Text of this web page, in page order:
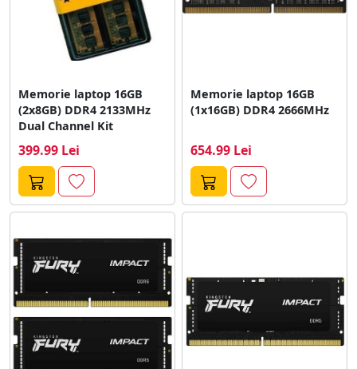
Memorie laptop 16GB
(2x8GB) DDR4 2133MHz
Dual Channel Kit
399.99 Lei
Memorie laptop 16GB
(1x16GB) DDR4 2666MHz
654.99 Lei